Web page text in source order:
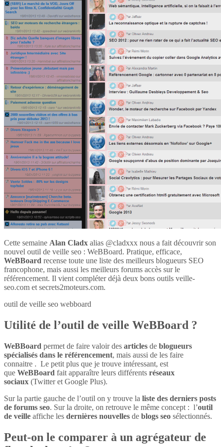
Cette semaine Alan Cladx alias @cladxxx nous a fait découvrir son
nouvel outil de veille seo : WeBBoard. Pratique, efficace,
WeBBoard recense toute une liste des meilleurs blogueurs SEO
francophone, mais aussi les meilleurs forums accès sur le
référencement. Il vient compléter déjà deux bons outils veille-
seo.com et secrets2moteurs.com.
outil de veille seo webboard
Utilité de l’outil de veille WeBBoard ?
WeBBoard permet de faire valoir des articles de blogueurs
spécialisés dans le référencement, mais aussi de les faire
connaitre . Le petit plus que je trouve intéressant, est
que WeBBoard fait apparaître leurs différents réseaux
sociaux (Twitter et Google Plus).
Sur la partie gauche de l’outil on y trouve la liste des derniers posts
de forums seo. Sur la droite, on retrouve le même concept : l’outil
de veille affiche les dernières nouvelles de blogs seo sélectionnés.
Peut-on le comparer à un agrégateur de